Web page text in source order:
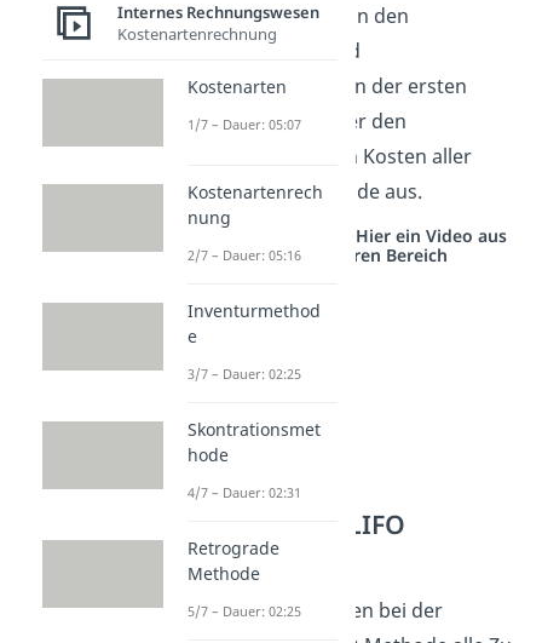
dabei entweder von den
Anschaffungs- und
Herstellungskosten der ersten
Lagerzugänge oder den
durchschnittlichen Kosten aller
Zugänge der Periode aus.
Studyflix vernetzt: Hier ein Video aus
einem anderen Bereich
Permanente LIFO
Methode
Dahingegen werden bei der
Internes Rechnungswesen
Kostenartenrechnung
Kostenarten
1/7 – Dauer: 05:07
Kostenartenrech
nung
2/7 – Dauer: 05:16
Inventurmethod
e
3/7 – Dauer: 02:25
Skontrationsmet
hode
4/7 – Dauer: 02:31
Retrograde
Methode
5/7 – Dauer: 02:25